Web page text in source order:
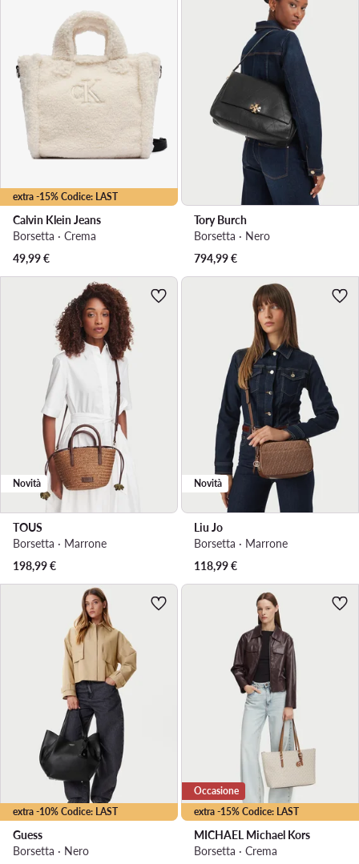
extra -15% Codice: LAST
Calvin Klein Jeans
Borsetta · Crema
49,99€
Tory Burch
Borsetta · Nero
794,99€
Novità
TOUS
Borsetta · Marrone
198,99€
Novità
Liu Jo
Borsetta · Marrone
118,99€
extra -10% Codice: LAST
Guess
Borsetta · Nero
extra -15% Codice: LAST
Occasione
MICHAEL Michael Kors
Borsetta · Crema